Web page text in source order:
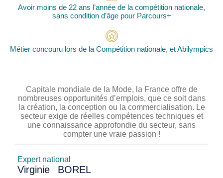
Avoir moins de 22 ans l’année de la compétition nationale,
sans condition d'âge pour Parcours+
Métier concouru lors de la Compétition nationale, et Abilympics
Actualités
Espace presse
Inscription à la newsletter
Espace membres
Capitale mondiale de la Mode, la France offre de
nombreuses opportunités d’emplois, que ce soit dans
la création, la conception ou la commercialisation. Le
secteur exige de réelles compétences techniques et
une connaissance approfondie du secteur, sans
compter une vraie passion !
Expert national
Virginie BOREL